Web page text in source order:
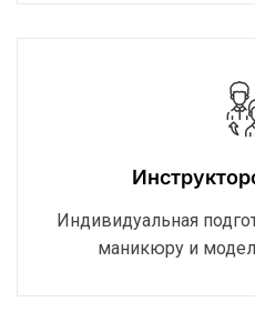
Индивидуальная
маникюру и